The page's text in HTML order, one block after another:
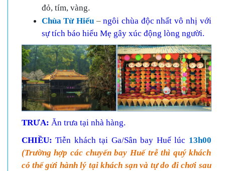
đỏ, tím, vàng.
Chùa Từ Hiếu –ngôi chùa độc nhất vô nhị với
sự tích báo hiếu Mẹ gây xúc động lòng người.
TRƯA: Ăn trưa tại nhà hàng.
CHIỀU: Tiễn khách tại Ga/Sân bay Huế lúc 13h00
(Trường hợp các chuyến bay Huế trễ thì quý khách
có thể gửi hành lý tại khách sạn và tự do đi chơi sau